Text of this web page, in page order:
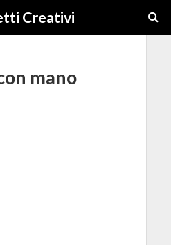
Creativi
mano